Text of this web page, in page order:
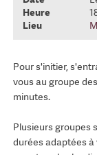
Heure
Lieu
Pour s'initier,
vous au groupe
minutes.
Plusieurs groupes
durées adaptées